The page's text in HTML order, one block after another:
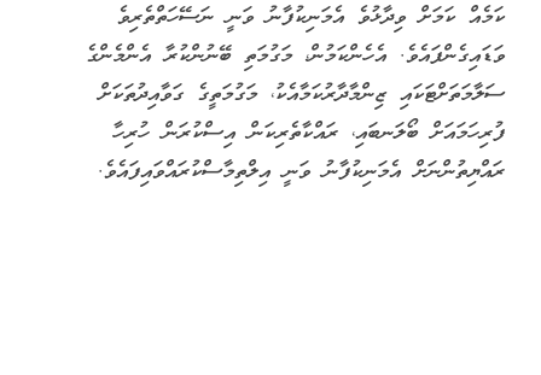
ކަމެއް ކަމަށް ވިދާޅުވެ އެމަނިކުފާނު ވަނީ ނަސޭހަތްތެރިވެ
ވަޑައިގެންފައެވެ. އެހެންކަމުން، މަގުމަތި ބޭނުންކުރާ އެންމެންގެ
ސަލާމަތަށްޓަކައި ޒިންމާދާރުކަމާއެކު، މަގުމަތީގެ ގަވާއިދުތަކަށް
ފުރިހަމައަށް ބޯލަނބައި، ރައްކާތެރިކަން އިސްކުރަން ހުރިހާ
ރައްޔިތުންނަށް އެމަނިކުފާނު ވަނީ އިލްތިމާސްކުރައްވައިފައެވެ.